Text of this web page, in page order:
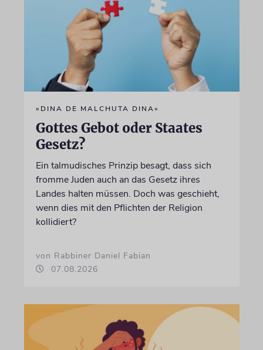
»DINA DE MALCHUTA DINA«
Gottes Gebot oder Staates
Gesetz?
Ein talmudisches Prinzip besagt, dass sich
fromme Juden auch an das Gesetz ihres
Landes halten müssen. Doch was geschieht,
wenn dies mit den Pflichten der Religion
kollidiert?
von Rabbiner Daniel Fabian
07.08.2026